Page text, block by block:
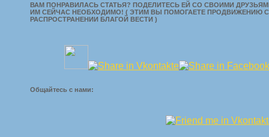
ВАМ ПОНРАВИЛАСЬ СТАТЬЯ? ПОДЕЛИТЕСЬ ЕЙ СО СВОИМИ
ИМ СЕЙЧАС НЕОБХОДИМО! ( ЭТИМ ВЫ ПОМОГАЕТЕ ПРОДВИЖЕНИЮ
РАСПРОСТРАНЕНИИ БЛАГОЙ ВЕСТИ )
Общайтесь с нами: